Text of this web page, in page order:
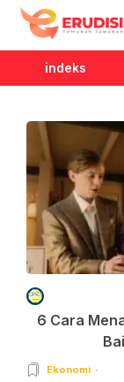
Erudisi
Temukan
indeks
6 Cara
Ekonomi